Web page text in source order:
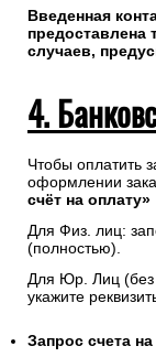
Введенная
предоставлена
случаев,
4.
Чтобы оплатить
оформлении
счёт на оплату»
Для Физ. лиц:
(полностью).
Для Юр. Лиц
укажите
Запрос счета